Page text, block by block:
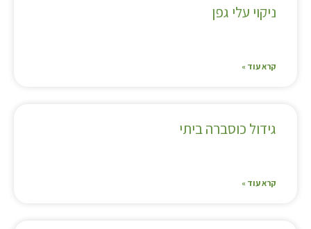
ניקוי עלי גפן
קרא עוד »
גידול כוסברה ביתי
קרא עוד »